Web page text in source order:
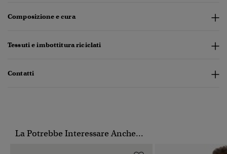
Composizione e cura
Tessuti e imbottitura riciclati
Contatti
La Potrebbe Interessare Anche...